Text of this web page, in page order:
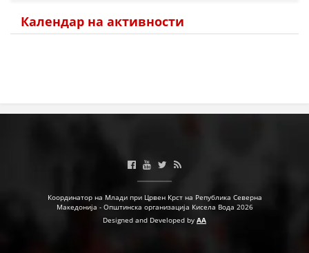
Календар на активности
Координатор на Млади при Црвен Крст на Република Северна
Македонија - Општинска организација Кисела Вода 2026
Designed and Developed by AA